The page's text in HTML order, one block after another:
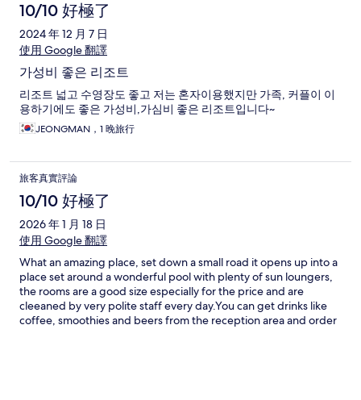
10/10 好極了
2024 年 12 月 7 日
使用 Google 翻譯
가성비 좋은 리조트
리조트 넓고 수영장도 좋고 저는 혼자이용했지만 가족, 커플이 이
용하기에도 좋은 가성비,가심비 좋은 리조트입니다~
JEONGMAN，1 晚旅行
旅客真實評論
10/10 好極了
2026 年 1 月 18 日
使用 Google 翻譯
What an amazing place, set down a small road it opens up into a
place set around a wonderful pool with plenty of sun loungers,
the rooms are a good size especially for the price and are
cleeaned by very polite staff every day.You can get drinks like
coffee, smoothies and beers from the reception area and order